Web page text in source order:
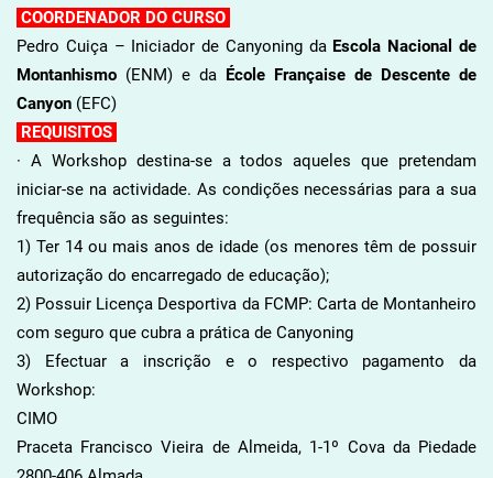
COORDENADOR DO CURSO
Pedro Cuiça – Iniciador de Canyoning da Escola Nacional de
Montanhismo(ENM) e da École Française de Descente de
Canyon(EFC)
REQUISITOS
· A Workshop destina-se a todos aqueles que pretendam
iniciar-se na actividade. As condições necessárias para a sua
frequência são as seguintes:
1) Ter 14 ou mais anos de idade (os menores têm de possuir
autorização do encarregado de educação);
2) Possuir Licença Desportiva da FCMP: Carta de Montanheiro
com seguro que cubra a prática de Canyoning
3) Efectuar a inscrição e o respectivo pagamento da
Workshop:
CIMO
Praceta Francisco Vieira de Almeida, 1-1º Cova da Piedade